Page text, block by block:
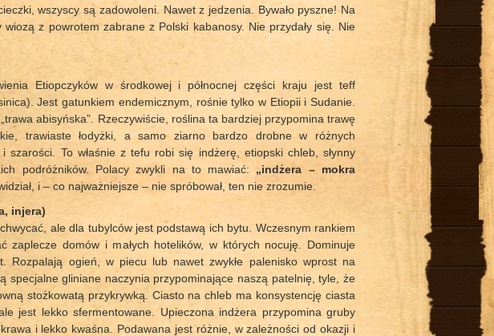
wszyscy są zadowoleni. Nawet z jedzenia. Bywało pyszne! Na
wiozą z powrotem zabrane z Polski kabanosy. Nie przydały się. Nie
Etiopczyków w środkowej i północnej części kraju jest teff
Jest gatunkiem endemicznym, rośnie tylko w Etiopii i Sudanie.
abisyńska”. Rzeczywiście, roślina ta bardziej przypomina trawę
trawiaste łodyżki, a samo ziarno bardzo drobne w różnych
szarości. To właśnie z tefu robi się indżerę, etiopski chleb, słynny
podróżników. Polacy zwykli na to mawiać:
„indżera – mokra
i – co najważniejsze – nie spróbował, ten nie zrozumie.
injera)
ale dla tubylców jest podstawą ich bytu. Wczesnym rankiem
zaplecze domów i małych hotelików, w których nocuję. Dominuje
Rozpalają ogień, w piecu lub nawet zwykłe palenisko wprost na
specjalne gliniane naczynia przypominające naszą patelnię, tyle, że
stożkowatą przykrywką. Ciasto na chleb ma konsystencję ciasta
jest lekko sfermentowane. Upieczona indżera przypomina gruby
i lekko kwaśna. Podawana jest różnie, w zależności od okazji i